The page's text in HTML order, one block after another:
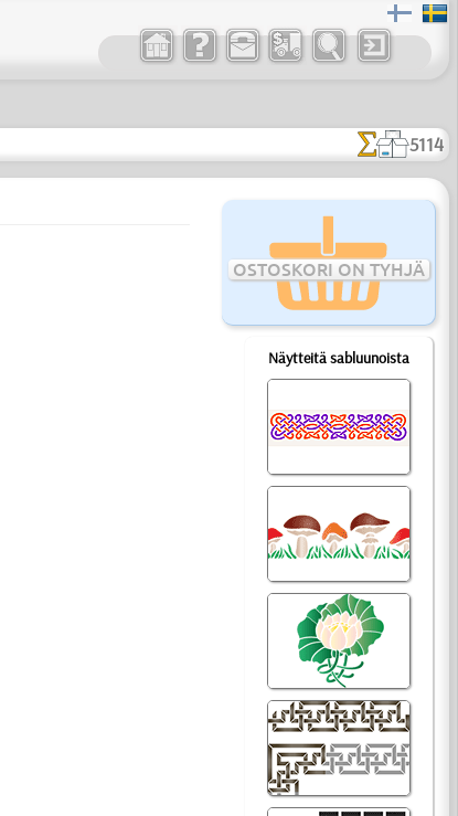
5114
OSTOSKORI ON TYHJÄ
Näytteitä sabluunoista